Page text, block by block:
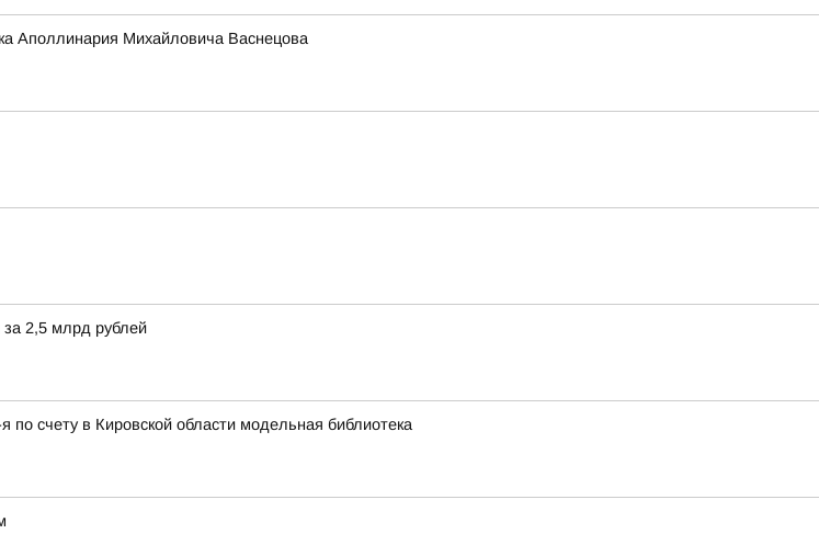
Аполлинария Михайловича Васнецова
за 2,5 млрд рублей
по счету в Кировской области модельная библиотека